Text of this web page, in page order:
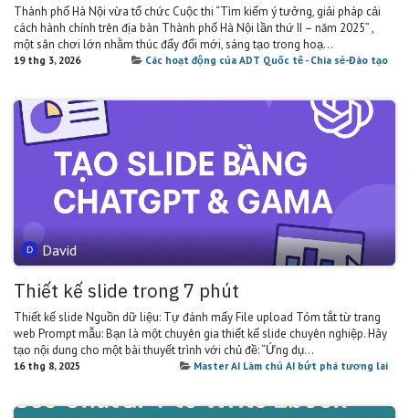
Thành phố Hà Nội vừa tổ chức Cuộc thi “Tìm kiếm ý tưởng, giải pháp cải
cách hành chính trên địa bàn Thành phố Hà Nội lần thứ II – năm 2025” ,
một sân chơi lớn nhằm thúc đẩy đổi mới, sáng tạo trong hoạ...
19 thg 3, 2026 Các hoạt động của ADT Quốc tế - Chia sẻ-Đào tạo
David
Thiết kế slide trong 7 phút
Thiết kế slide Nguồn dữ liệu: Tự đánh mấy File upload Tóm tắt từ trang
web Prompt mẫu: Bạn là một chuyên gia thiết kế slide chuyên nghiệp. Hãy
tạo nội dung cho một bài thuyết trình với chủ đề: “Ứng dụ...
16 thg 8, 2025 Master AI Làm chủ AI bứt phá tương lai